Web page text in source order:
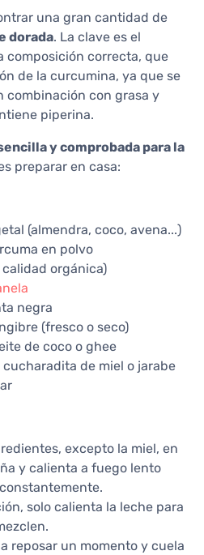
una gran cantidad de
dorada. La clave es el
composición correcta, que
de la curcumina, ya que se
combinación con grasa y
piperina.
y comprobada para la
preparar en casa:
(almendra, coco, avena...)
en polvo
orgánica)
negra
(fresco o seco)
de coco o ghee
de miel o jarabe
excepto la miel, en
y calienta a fuego lento
solo calienta la leche para
reposar un momento y cuela